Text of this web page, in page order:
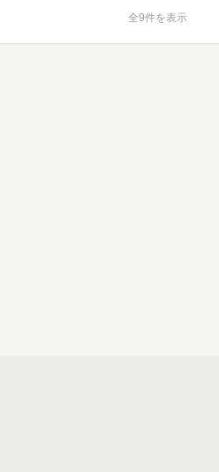
全9件を表示